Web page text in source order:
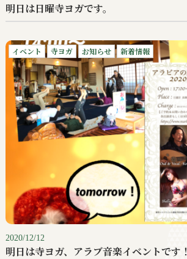
明日は日曜寺ヨガです。
イベント 寺ヨガ お知らせ 新着情報
2020/12/12
明日は寺ヨガ、アラブ音楽イベントです！